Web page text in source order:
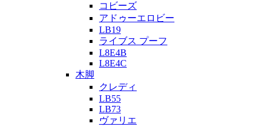
コビーズ
アドゥーエロビー
LB19
ライブス プーフ
L8E4B
L8E4C
木脚
クレディ
LB55
LB73
ヴァリエ